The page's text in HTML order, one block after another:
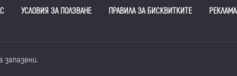
УСЛОВИЯ ЗА ПОЛЗВАНЕ ПРАВИЛА ЗА БИСКВИТКИТЕ РЕКЛАМА
запазени.